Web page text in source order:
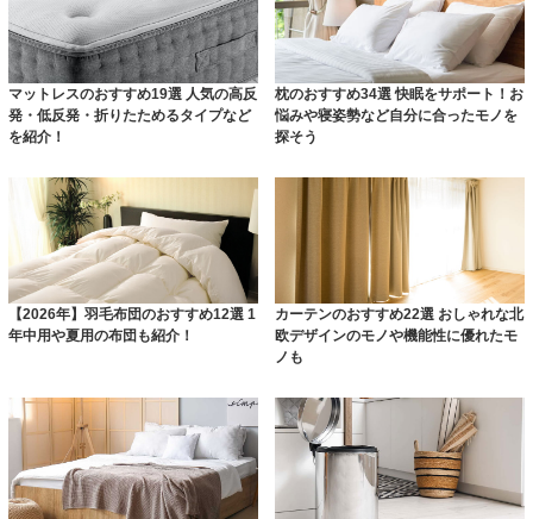
マットレスのおすすめ19選 人気の高反
発・低反発・折りたためるタイプなど
を紹介！
枕のおすすめ34選 快眠をサポート！お
悩みや寝姿勢など自分に合ったモノを
探そう
【2026年】羽毛布団のおすすめ12選 1
年中用や夏用の布団も紹介！
カーテンのおすすめ22選 おしゃれな北
欧デザインのモノや機能性に優れたモ
ノも